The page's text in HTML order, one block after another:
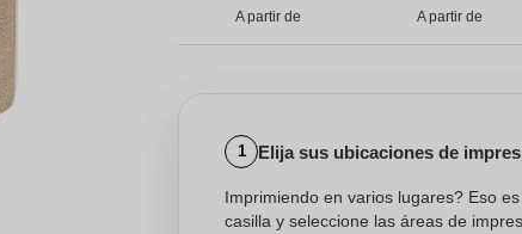
A partir de A partir de
1 Elija sus ubicaciones de
Imprimiendo en varios lugares? Eso
casilla y seleccione las áreas de